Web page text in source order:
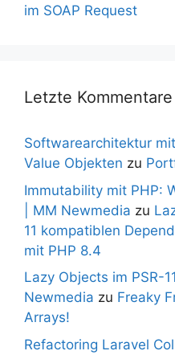
im SOAP Request
Letzte Kommentare
Softwarearchitektur
Value Objekten zu
Immutability mit PHP:
| MM Newmedia zu
11 kompatiblen
mit PHP 8.4
Lazy Objects im PSR-
Newmedia zu Freaky
Arrays!
Refactoring Laravel